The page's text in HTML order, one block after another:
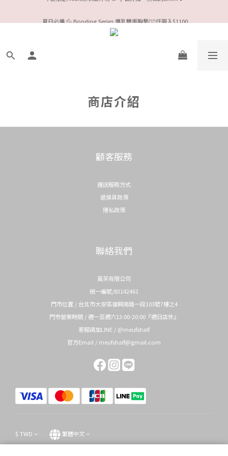
夏日必備 💦 Bonding Series 爆乳雙面胸墊❤️‍🔥任兩入$1100
商店介紹
顧客服務
運送服務方式
退換貨政策
隱私政策
聯絡我們
莫芙有限公司
統一編號/83142461
門市位置 / 台北市大安區復興南路一段103號7樓之4
門市營業時間 / 週一至週六13:00-20:00『週日店休』
客服請加LINE / @meufshalf
官方Email / meufshalf@gmail.com
$ TWD 繁體中文